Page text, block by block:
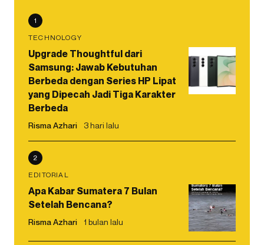
1
TECHNOLOGY
Upgrade Thoughtful dari
Samsung: Jawab Kebutuhan
Berbeda dengan Series HP Lipat
yang Dipecah Jadi Tiga Karakter
Berbeda
Risma Azhari 3 hari lalu
2
EDITORIAL
Apa Kabar Sumatera 7 Bulan
Setelah Bencana?
Risma Azhari 1 bulan lalu